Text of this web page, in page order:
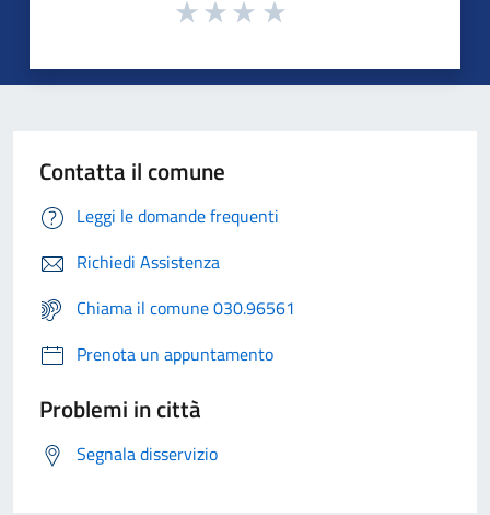
Contatta il comune
Leggi le domande frequenti
Richiedi Assistenza
Chiama il comune 030.96561
Prenota un appuntamento
Problemi in città
Segnala disservizio